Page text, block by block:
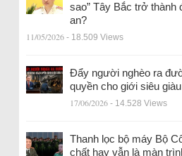
sao” Tây Bắc trở thành
an?
11/05/2026 - 18.509 Views
Đẩy người nghèo ra
quyền cho giới siêu giàu
17/06/2026 - 14.528 Views
Thanh lọc bộ máy Bộ
chất hay vẫn là màn